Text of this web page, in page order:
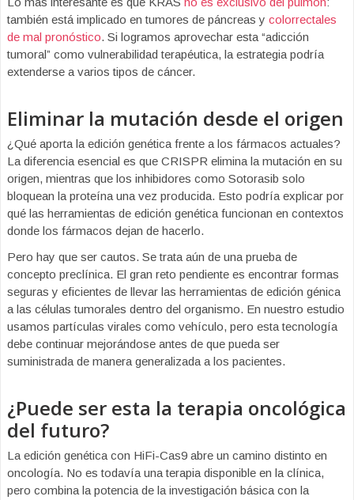
también está implicado en tumores de páncreas y colorrectales
de mal pronóstico. Si logramos aprovechar esta “adicción
tumoral” como vulnerabilidad terapéutica, la estrategia podría
extenderse a varios tipos de cáncer.
Eliminar la mutación desde el origen
¿Qué aporta la edición genética frente a los fármacos actuales?
La diferencia esencial es que CRISPR elimina la mutación en su
origen, mientras que los inhibidores como Sotorasib solo
bloquean la proteína una vez producida. Esto podría explicar por
qué las herramientas de edición genética funcionan en contextos
donde los fármacos dejan de hacerlo.
Pero hay que ser cautos. Se trata aún de una prueba de
concepto preclínica. El gran reto pendiente es encontrar formas
seguras y eficientes de llevar las herramientas de edición génica
a las células tumorales dentro del organismo. En nuestro estudio
usamos partículas virales como vehículo, pero esta tecnología
debe continuar mejorándose antes de que pueda ser
suministrada de manera generalizada a los pacientes.
¿Puede ser esta la terapia oncológica
del futuro?
La edición genética con HiFi-Cas9 abre un camino distinto en
oncología. No es todavía una terapia disponible en la clínica,
pero combina la potencia de la investigación básica con la